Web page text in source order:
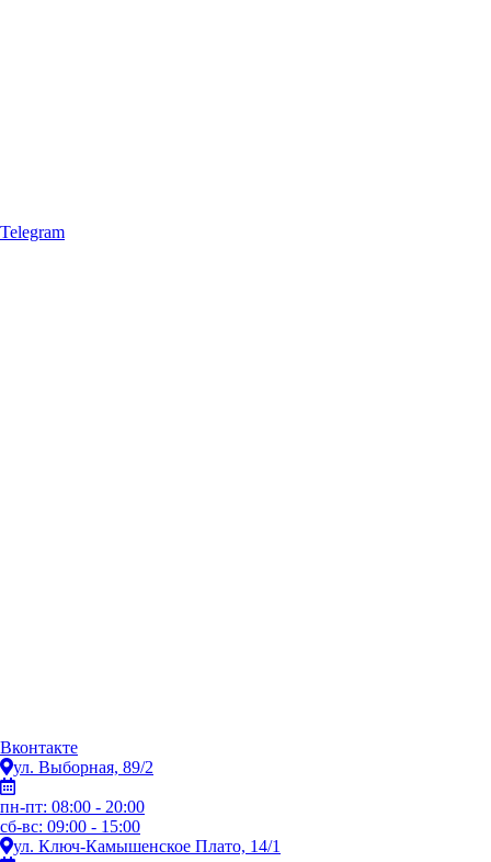
Telegram
Вконтакте
ул. Выборная, 89/2
пн-пт: 08:00 - 20:00
сб-вс: 09:00 - 15:00
ул. Ключ-Камышенское Плато, 14/1